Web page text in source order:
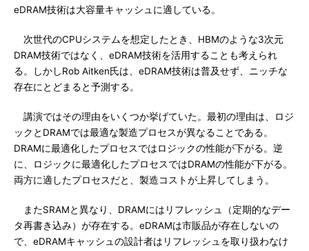
eDRAM技術は大容量キャッシュに適している。
次世代のCPUシステムを想定したとき、HBMのような3次元
DRAM技術ではなく、eDRAM技術を活用することも考えられ
る。しかしRob Aitken氏は、eDRAM技術は普及せず、ニッチな
存在にとどまると予測する。
講演ではその理由をいくつか挙げていた。最初の理由は、ロジ
ックとDRAMでは最適な製造プロセスが異なることである。
DRAMに最適化したプロセスではロジックの性能が下がる。逆
に、ロジックに最適化したプロセスではDRAMの性能が下がる。
両方に適したプロセスだと、製造コストが上昇してしまう。
またSRAMと異なり、DRAMにはリフレッシュ（定期的なデー
タ再書き込み）が存在する。eDRAMは市販品が存在しないの
で、eDRAMキャッシュの設計者はリフレッシュを取り扱わなけ